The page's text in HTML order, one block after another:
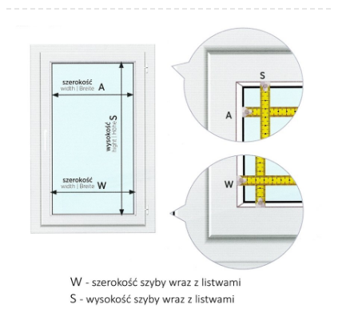
2209
2211